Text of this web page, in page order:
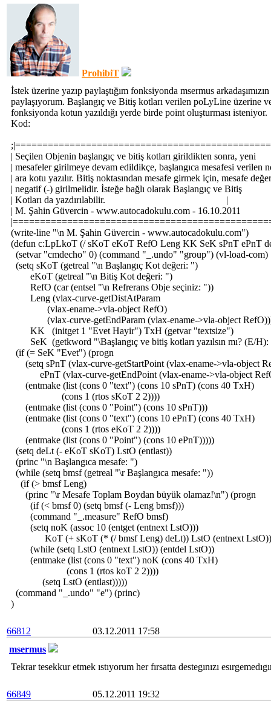
ProhibiT
İstek üzerine yazıp paylaştığım fonksiyonda msermus
paylaşıyorum. Başlangıç ve Bitiş kotları verilen poLyLine üzerine
fonksiyonda kotun yazıldığı yerde birde point oluşturması isteniyor.
Kod:
| Seçilen Objenin başlangıç ve bitiş kotları girildikten sonra,
| mesafeler girilmeye devam edildikçe, başlangıca mesafesi
| ara kotu yazılır. Bitiş noktasından mesafe girmek için, mesafe
| negatif (-) girilmelidir. İsteğe bağlı olarak Başlangıç ve Bitiş
| Kotları da yazdırılabilir. |
| M. Şahin Güvercin - www.autocadokulu.com -
(write-line "\n M. Şahin Güvercin - www.autocadokulu.com")
(defun c:LpLkoT (/ sKoT eKoT RefO Leng KK SeK sPnT ePnT
(setvar "cmdecho" 0) (command "_.undo" "group") (vl-load-com)
(setq sKoT (getreal "\n Başlangıç Kot değeri: ")
eKoT (getreal "\n Bitiş Kot değeri: ")
RefO (car (entsel "\n Refrerans Obje seçiniz: "))
Leng (vlax-curve-getDistAtParam
(vlax-ename->vla-object RefO)
(vlax-curve-getEndParam (vlax-ename->vla-object
KK (initget 1 "Evet Hayir") TxH (getvar "textsize")
SeK (getkword "\Başlangıç ve bitiş kotları yazılsın mı? (E/
(if (= SeK "Evet") (progn
(setq sPnT (vlax-curve-getStartPoint (vlax-ename->vla-object
ePnT (vlax-curve-getEndPoint (vlax-ename->vla-object
(entmake (list (cons 0 "text") (cons 10 sPnT) (cons 40 TxH)
(cons 1 (rtos sKoT 2 2))))
(entmake (list (cons 0 "Point") (cons 10 sPnT)))
(entmake (list (cons 0 "text") (cons 10 ePnT) (cons 40 TxH)
(cons 1 (rtos eKoT 2 2))))
(entmake (list (cons 0 "Point") (cons 10 ePnT)))))
(setq deLt (- eKoT sKoT) LstO (entlast))
(princ "\n Başlangıca mesafe: ")
(while (setq bmsf (getreal "\r Başlangıca mesafe: "))
(if (> bmsf Leng)
(princ "\r Mesafe Toplam Boydan büyük olamaz!\n") (progn
(if (< bmsf 0) (setq bmsf (- Leng bmsf)))
(command "_.measure" RefO bmsf)
(setq noK (assoc 10 (entget (entnext LstO)))
KoT (+ sKoT (* (/ bmsf Leng) deLt)) LstO (entnext LstO))
(while (setq LstO (entnext LstO)) (entdel LstO))
(entmake (list (cons 0 "text") noK (cons 40 TxH)
(cons 1 (rtos koT 2 2))))
(setq LstO (entlast)))))
(command "_.undo" "e") (princ)
)
66812
03.12.2011 17:58
msermus
Tekrar tesekkur etmek ıstıyorum her fırsatta destegınızı
66849 05.12.2011 19:32